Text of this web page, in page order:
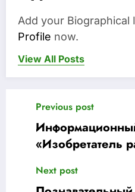
Add your Biographical
Profile now.
View All Posts
Previous post
«Изобретатель
рождения»
Next post